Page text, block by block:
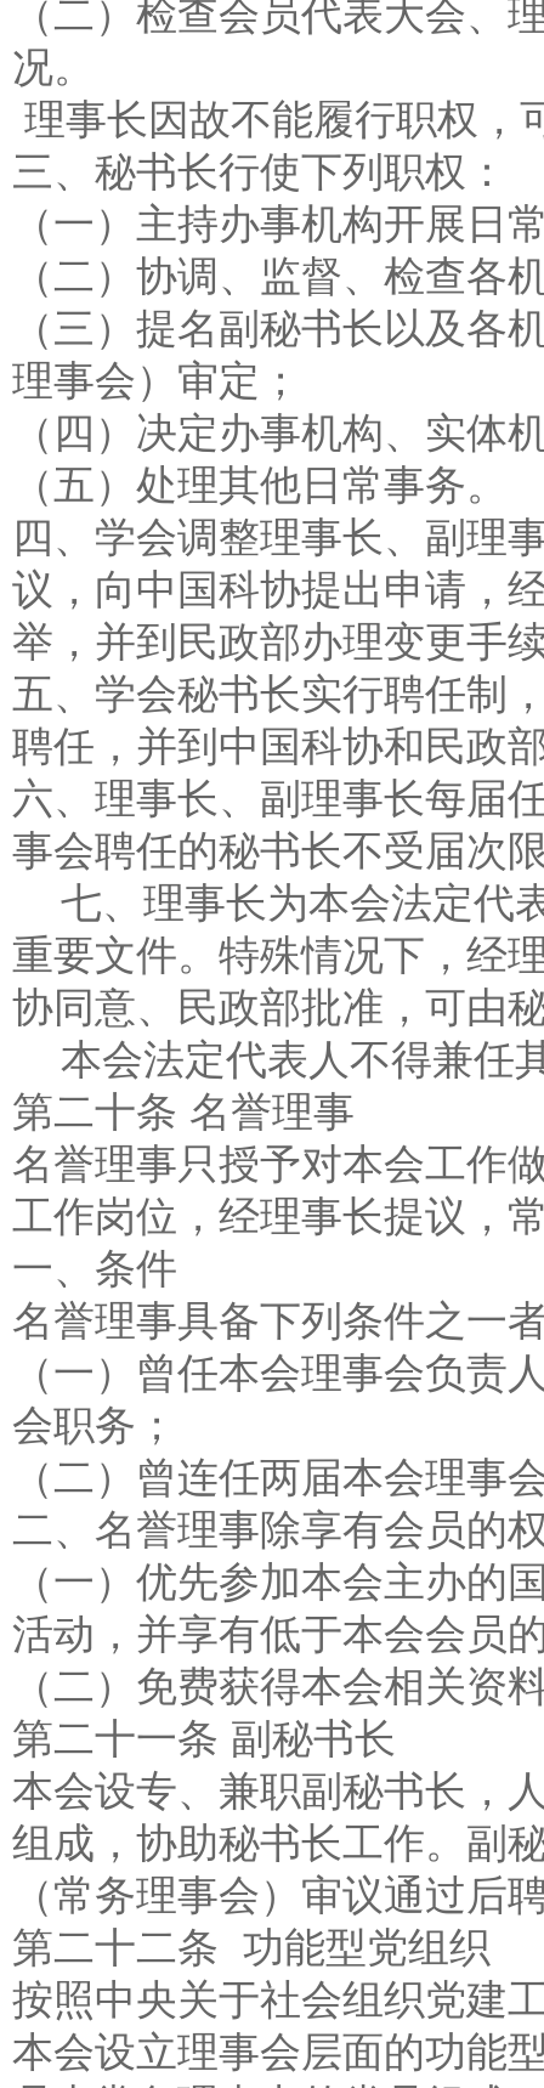
况。
理事长因故不能履行职权，
三、秘书长行使下列职权：
（一）主持办事机构开展
（二）协调、监督、检查各
（三）提名副秘书长以及
理事会）审定；
（四）决定办事机构、实体
（五）处理其他日常事务。
四、学会调整理事长、副理
议，向中国科协提出申请，
举，并到民政部办理变更手
五、学会秘书长实行聘任制
聘任，并到中国科协和民政
六、理事长、副理事长每届
事会聘任的秘书长不受届次
七、理事长为本会法定代
重要文件。特殊情况下，经
协同意、民政部批准，可由
本会法定代表人不得兼任
第二十条 名誉理事
名誉理事只授予对本会工作
工作岗位，经理事长提议，
一、条件
名誉理事具备下列条件之一
（一）曾任本会理事会负
会职务；
（二）曾连任两届本会理事
二、名誉理事除享有会员的
（一）优先参加本会主办
活动，并享有低于本会会员
（二）免费获得本会相关资
第二十一条 副秘书长
本会设专、兼职副秘书长，
组成，协助秘书长工作。副
（常务理事会）审议通过后
第二十二条 功能型党组织
按照中央关于社会组织党建
本会设立理事会层面的功能